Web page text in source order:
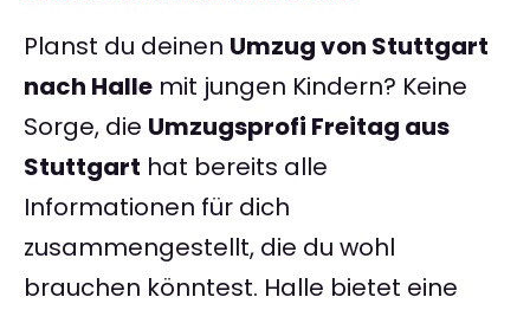
Planst du deinen Umzug von Stuttgart
nach Halle mit jungen Kindern? Keine
Sorge, die Umzugsprofi Freitag aus
Stuttgart hat bereits alle
Informationen für dich
zusammengestellt, die du wohl
brauchen könntest. Halle bietet eine